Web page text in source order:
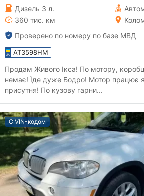
Дизель 3 л.
360 тис. км
Проверено по номеру по базе МВД
AT3598HM
Продам Живого Ікса! По мотору,
немає! Їде дуже Бодро! Мотор працює
присутня! По кузову гарни...
С VIN-кодом